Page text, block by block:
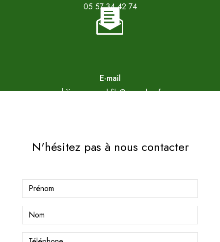
05 57 34 42 74
E-mail
philippe.arnaud.fils@wanadoo.fr
N'hésitez pas à nous contacter